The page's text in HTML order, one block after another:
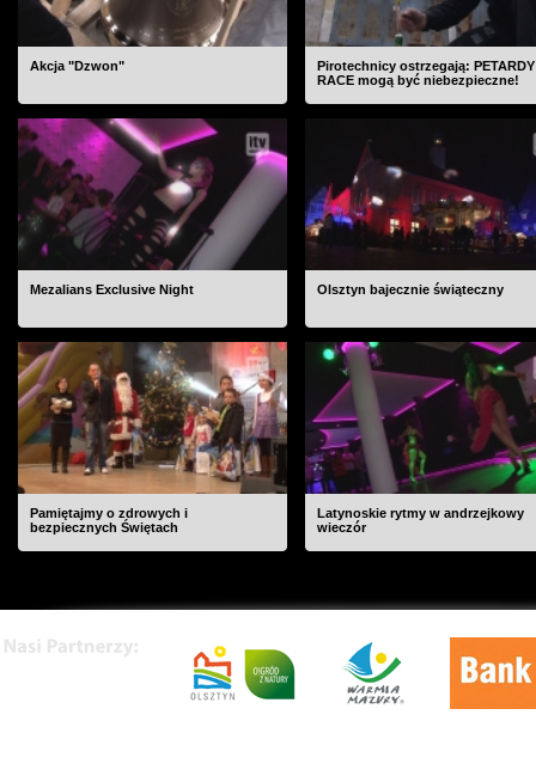
Akcja "Dzwon"
Pirotechnicy ostrzegają:
RACE mogą być niebezpieczne!
Mezalians Exclusive Night Olsztyn bajecznie świąteczny
Pamiętajmy o zdrowych i
bezpiecznych Świętach
Latynoskie rytmy w andrzejkowy
wieczór